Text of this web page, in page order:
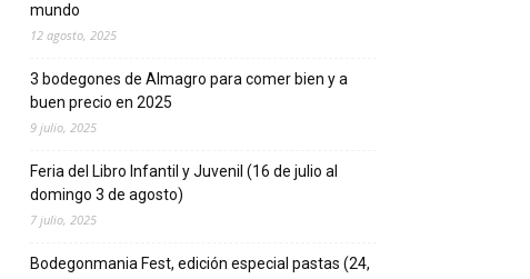
mundo
12 agosto, 2025
3 bodegones de Almagro para comer bien y a
buen precio en 2025
9 julio, 2025
Feria del Libro Infantil y Juvenil (16 de julio al
domingo 3 de agosto)
7 julio, 2025
Bodegonmania Fest, edición especial pastas (24,